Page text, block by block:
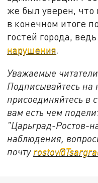
же был уверен, что
в конечном итоге
гостей города,
нарушения.
Уважаемые
Подписывайтесь на
присоединяйтесь в
вам есть чем
"Царьград-Ростов-
наблюдения,
почту